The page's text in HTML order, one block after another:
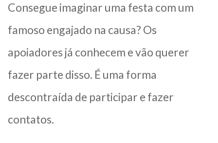
Consegue imaginar uma festa com um
famoso engajado na causa? Os
apoiadores já conhecem e vão querer
fazer parte disso. É uma forma
descontraída de participar e fazer
contatos.